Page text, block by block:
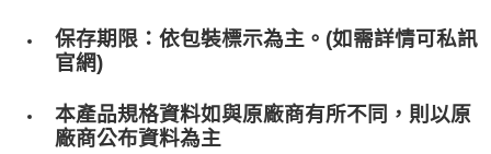
保存期限：依包裝標示為主。(如需詳情可私訊
官網)
本產品規格資料如與原廠商有所不同，則以原
廠商公布資料為主